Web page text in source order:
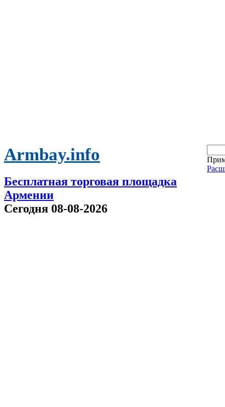
Armbay.info
Бесплатная торговая площадка
Армении
Сегодня 08-08-2026